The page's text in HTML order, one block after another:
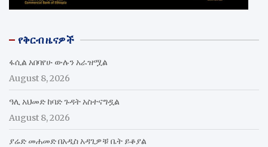
የቅርብ ዜናዎች
ፋሲል አበባየሁ ውሉን አራዝሟል
August 8, 2026
ዓሊ አህመድ ከባድ ጉዳት አስተናግዷል
August 8, 2026
ያሬድ መሐመድ በአዲስ አዳጊዎቹ ቤት ይቆያል